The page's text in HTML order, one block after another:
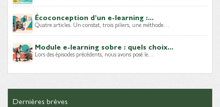
Écoconception d’un e-learning :...
Quatre articles. Un constat, trois piliers, une méthode…
Module e-learning sobre : quels choix...
Lors des épisodes précédents, nous avons posé le…
Dernières brèves